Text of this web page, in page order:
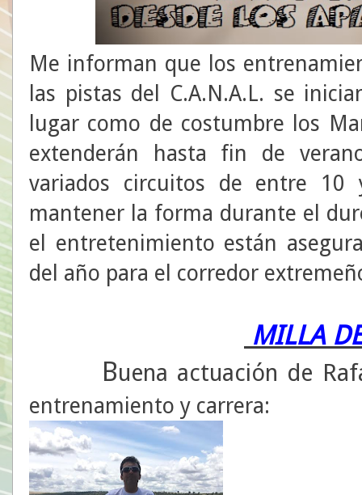
Me informan que los
las pistas del C.A.N.A.L. se
lugar como de costumbre los
extenderán hasta fin de
variados circuitos de entre
mantener la forma durante el
el entretenimiento están
del año para el corredor
MILLA
Buena actuación de
entrenamiento y carrera: